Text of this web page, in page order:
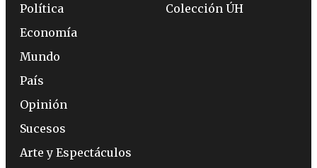
Política
Economía
Mundo
País
Opinión
Sucesos
Arte y Espectáculos
Colección ÚH